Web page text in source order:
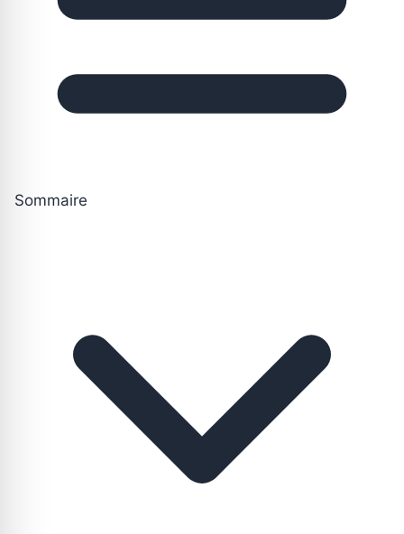
Sommaire